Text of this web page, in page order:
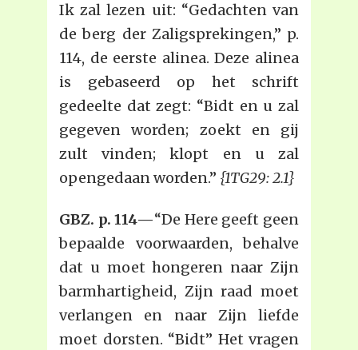
Ik zal lezen uit: “Gedachten van
de berg der Zaligsprekingen,” p.
114, de eerste alinea. Deze alinea
is gebaseerd op het schrift
gedeelte dat zegt: “Bidt en u zal
gegeven worden; zoekt en gij
zult vinden; klopt en u zal
opengedaan worden.” {1TG29: 2.1}
GBZ. p. 114—“De Here geeft geen
bepaalde voorwaarden, behalve
dat u moet hongeren naar Zijn
barmhartigheid, Zijn raad moet
verlangen en naar Zijn liefde
moet dorsten. “Bidt” Het vragen